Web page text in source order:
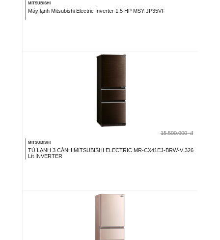
MITSUBISHI
Máy lạnh Mitsubishi Electric Inverter 1.5 HP MSY-JP35VF
15.500.000 đ
MITSUBISHI
TỦ LẠNH 3 CÁNH MITSUBISHI ELECTRIC MR-CX41EJ-BRW-V 326
Lít INVERTER